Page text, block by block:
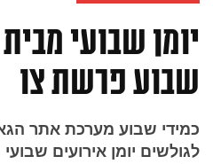
שבוע פרשת צו
כמידי שבוע מערכת אתר